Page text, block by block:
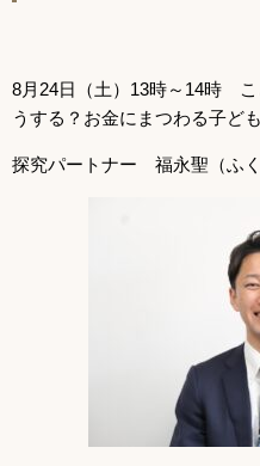
8月24日（土）13時～14時
うする？お金にまつわる子ど
探究パートナー 福永聖（ふく